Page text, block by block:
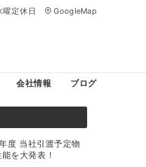
定休日 GoogleMap
会社情報 ブログ
度 当社引渡予定物
を大発表！